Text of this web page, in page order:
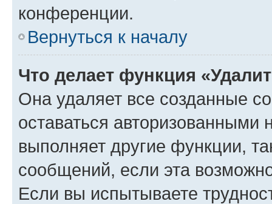
конференции.
Вернуться к началу
Что делает функция
Она удаляет все созданные
оставаться авторизованными
выполняет другие функции,
сообщений, если эта
Если вы испытываете